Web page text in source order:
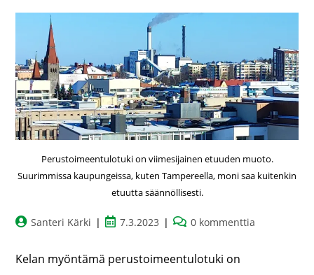
Perustoimeentulotuki on viimesijainen etuuden muoto.
Suurimmissa kaupungeissa, kuten Tampereella, moni saa kuitenkin
etuutta säännöllisesti.
Santeri Kärki 7.3.2023 0 kommenttia
Kelan myöntämä perustoimeentulotuki on